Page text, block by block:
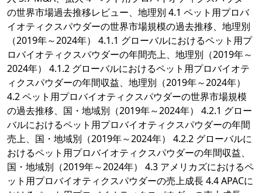
の世界市場過去推移レビュー、地理別 4.1 ペット用プロバ
イオティクスパウダーの世界市場規模の過去推移、地理別
（2019年～2024年） 4.1.1 グローバルにおけるペット用プ
ロバイオティクスパウダーの年間売上、地理別（2019年～
2024年） 4.1.2 グローバルにおけるペット用プロバイオテ
ィクスパウダーの年間収益、地理別（2019年～2024年）
4.2 ペット用プロバイオティクスパウダーの世界市場規模
の過去推移、国・地域別（2019年～2024年） 4.2.1 グロー
バルにおけるペット用プロバイオティクスパウダーの年間
売上、国・地域別（2019年～2024年） 4.2.2 グローバルに
おけるペット用プロバイオティクスパウダーの年間収益、
国・地域別（2019年～2024年） 4.3 アメリカズにおけるペ
ット用プロバイオティクスパウダーの売上成長 4.4 APACに